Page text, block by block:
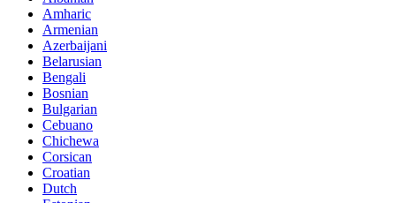
Amharic
Armenian
Azerbaijani
Belarusian
Bengali
Bosnian
Bulgarian
Cebuano
Chichewa
Corsican
Croatian
Dutch